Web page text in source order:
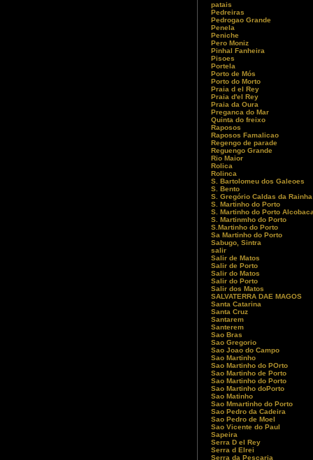
patais
Pedreiras
Pedrogao Grande
Penela
Peniche
Pero Moniz
Pinhal Fanheira
Pisoes
Portela
Porto de Mós
Porto do Morto
Praia d el Rey
Praia d'el Rey
Praia da Oura
Preganca do Mar
Quinta do freixo
Raposos
Raposos Famalicao
Regengo de parade
Reguengo Grande
Rio Maior
Rolica
Rolinca
S. Bartolomeu dos Galeoes
S. Bento
S. Gregório Caldas da Rainha
S. Martinho do Porto
S. Martinho do Porto
S. Martinmho do Porto
S.Martinho do Porto
Sa Martinho do Porto
Sabugo, Sintra
salir
Salir de Matos
Salir de Porto
Salir do Matos
Salir do Porto
Salir dos Matos
SALVATERRA DAE MAGOS
Santa Catarina
Santa Cruz
Santarem
Santerem
Sao Bras
Sao Gregorio
Sao Joao do Campo
Sao Martinho
Sao Martinho do POrto
Sao Martinho de Porto
Sao Martinho do Porto
Sao Martinho doPorto
Sao Matinho
Sao Mmartinho do Porto
Sao Pedro da Cadeira
Sao Pedro de Moel
Sao Vicente do Paul
Sapeira
Serra D el Rey
Serra d Elrei
Serra da Pescaria